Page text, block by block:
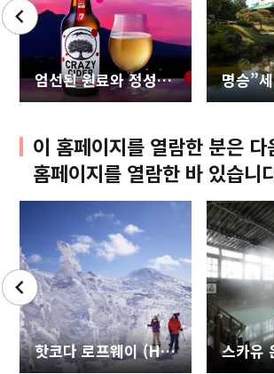
엄선된 원료와 정성을 담은 시드르, CRAZY CIDER 공장 견학 투어 명승”
이 홈페이지를 열람한 분은 다
홈페이지를 열람한 바 있습니
핫코다 로프웨이 (Hakkoda Ropeway) 스카유